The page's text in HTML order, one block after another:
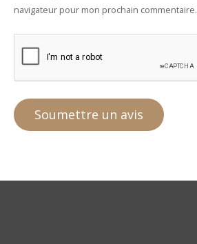
navigateur pour mon prochain commentaire.